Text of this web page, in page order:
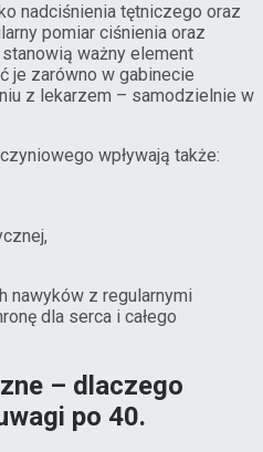
nadciśnienia tętniczego oraz
pomiar ciśnienia oraz
ważny element
je zarówno w gabinecie
z lekarzem – samodzielnie w
wpływają także:
nawyków z regularnymi
dla serca i całego
– dlaczego
po 40.